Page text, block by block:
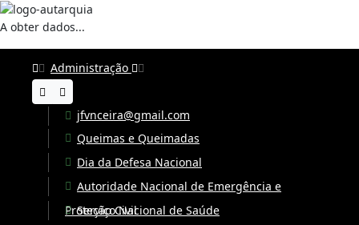
A obter dados...
Administração
jfvnceira@gmail.com
Queimas e Queimadas
Dia da Defesa Nacional
Autoridade Nacional de Emergência e
Proteção Civil
Serviço Nacional de Saúde